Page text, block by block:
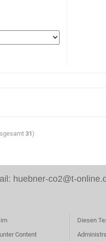
31)
huebner-co2@t-
Content
Diesen